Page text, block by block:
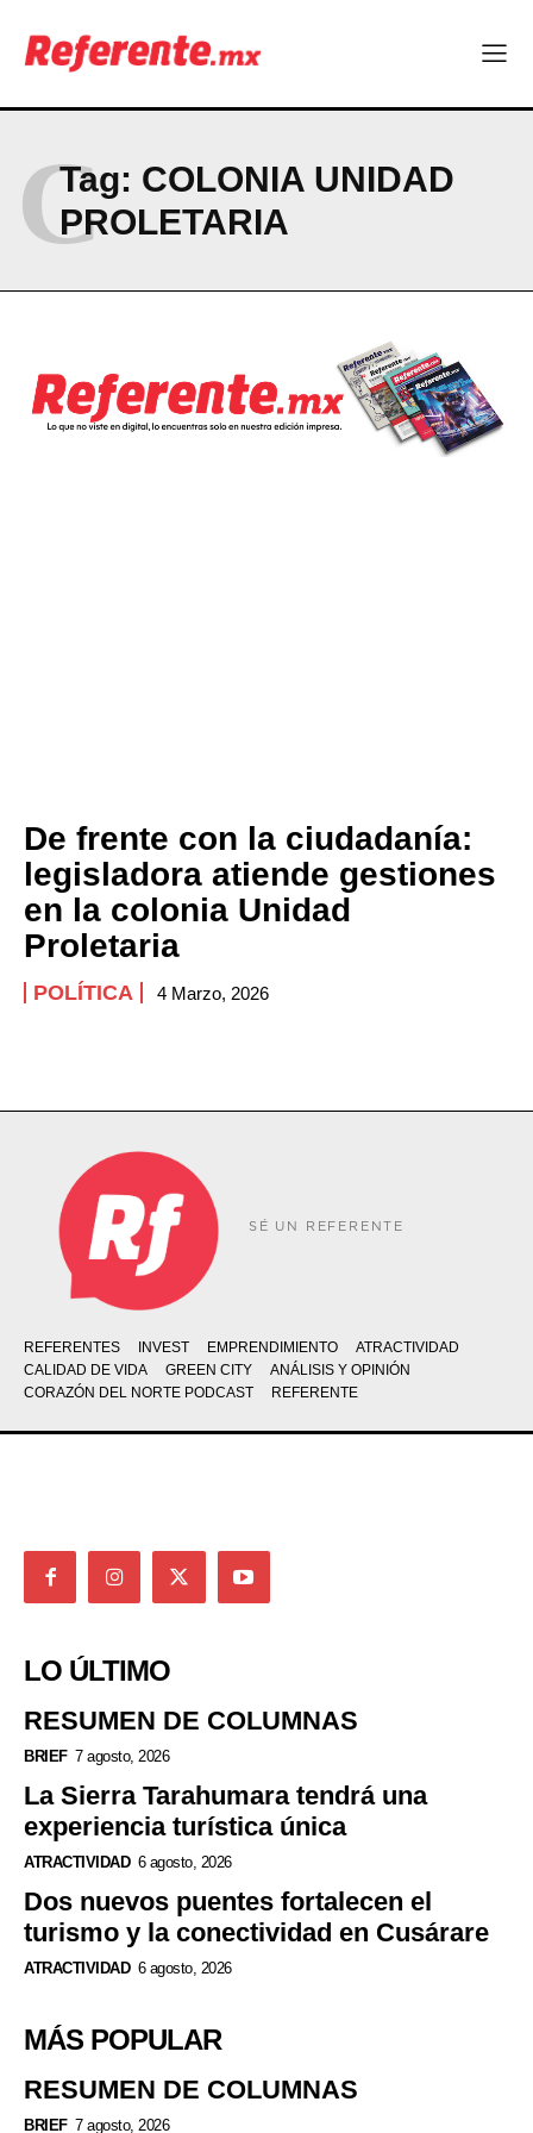
CONTACT
PRIVACY POLICY
Tag: COLONIA UNIDAD
PROLETARIA
C
De frente con la ciudadanía:
legisladora atiende gestiones
en la colonia Unidad
Proletaria
POLÍTICA 4 Marzo, 2026
SÉ UN REFERENTE
REFERENTES INVEST EMPRENDIMIENTO
ATRACTIVIDAD
CALIDAD DE VIDA
GREEN CITY
ANÁLISIS Y OPINIÓN
CORAZÓN DEL NORTE PODCAST
REFERENTE
LO ÚLTIMO
RESUMEN DE COLUMNAS
BRIEF 7 agosto, 2026
La Sierra Tarahumara tendrá una
experiencia turística única
ATRACTIVIDAD 6 agosto, 2026
Dos nuevos puentes fortalecen el
turismo y la conectividad en Cusárare
ATRACTIVIDAD 6 agosto, 2026
MÁS POPULAR
RESUMEN DE COLUMNAS
BRIEF 7 agosto, 2026